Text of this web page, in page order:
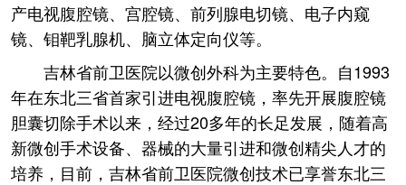
产电视腹腔镜、宫腔镜、前列腺电切镜、电子内窥
镜、钼靶乳腺机、脑立体定向仪等。
吉林省前卫医院以微创外科为主要特色。自1993
年在东北三省首家引进电视腹腔镜，率先开展腹腔镜
胆囊切除手术以来，经过20多年的长足发展，随着高
新微创手术设备、器械的大量引进和微创精尖人才的
培养，目前，吉林省前卫医院微创技术已享誉东北三